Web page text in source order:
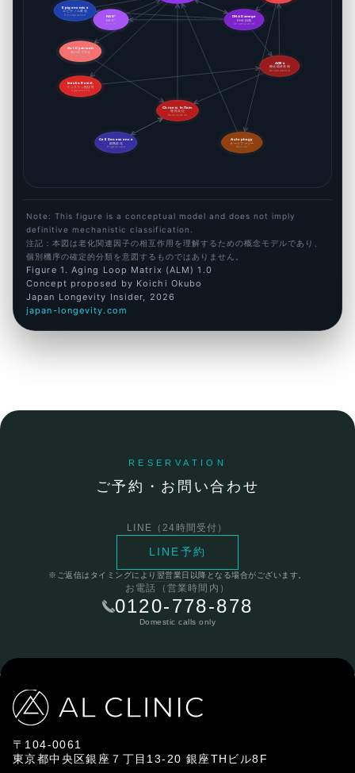
NAD⁺
NAD⁺
Decline
DNA Damage
DNA損傷
Accumulation
Chronic Inflam.
慢性炎症
Deterioration
Insulin Resist.
インスリン抵抗性
Aggravation
Gut Dysbiosis
腸内環境悪化
Progression
Cell Senescence
細胞老化
Progression
Autophagy
オートファジー
Decline
Epigenomics
エピゲノム変化
Dysregulation
AGEs
糖化最終産物
Accumulation
Note: This figure is a conceptual model and does not imply
definitive mechanistic classification.
注記：本図は老化関連因子の相互作用を理解するための概念モデルであり、
個別機序の確定的分類を意図するものではありません。
Figure 1. Aging Loop Matrix (ALM) 1.0
Concept proposed by Koichi Okubo
Japan Longevity Insider, 2026
japan-longevity.com
RESERVATION
ご予約・お問い合わせ
LINE（24時間受付）
LINE予約
※ご返信はタイミングにより翌営業日以降となる場合がございます。
お電話（営業時間内）
0120-778-878
Domestic calls only
〒104-0061
東京都中央区銀座７丁目13-20 銀座THビル8F